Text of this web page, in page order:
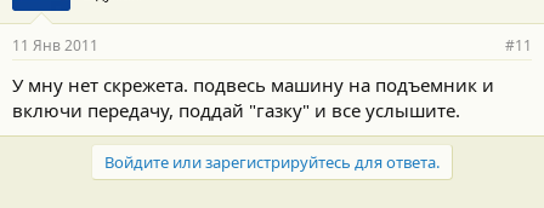
11 Янв 2011 #11
У мну нет скрежета. подвесь машину на подъемник и
включи передачу, поддай "газку" и все услышите.
Войдите или зарегистрируйтесь для ответа.